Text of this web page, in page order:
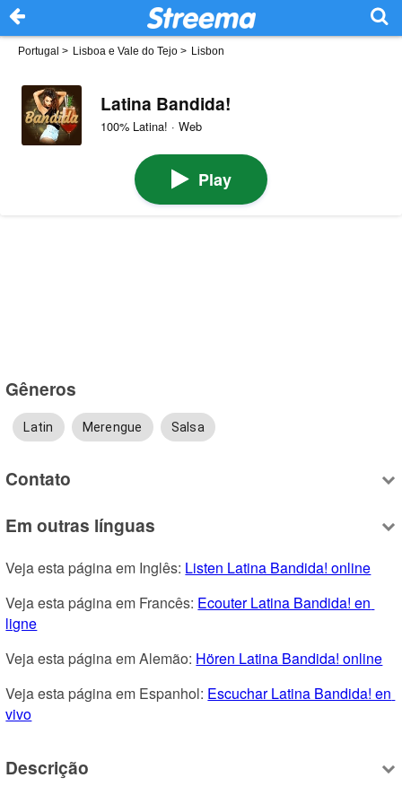
Portugal > Lisboa e Vale do Tejo > Lisbon
Latina Bandida!
100% Latina! · Web
Play
Gêneros
Latin Merengue Salsa
Contato
Em outras línguas
Veja esta página em Inglês: Listen Latina Bandida! online
Veja esta página em Francês: Ecouter Latina Bandida! en
ligne
Veja esta página em Alemão: Hören Latina Bandida! online
Veja esta página em Espanhol: Escuchar Latina Bandida! en
vivo
Descrição